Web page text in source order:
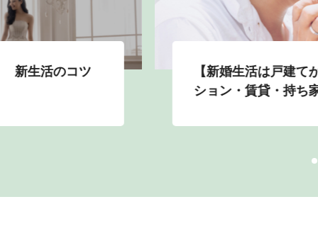
新生活のコツ
【新婚生活は戸建
ション・賃貸・持ち